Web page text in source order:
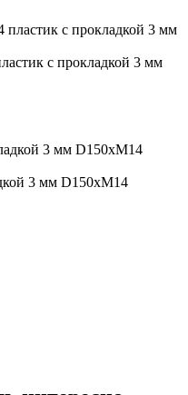
с прокладкой 3 мм
3 мм D150xМ14